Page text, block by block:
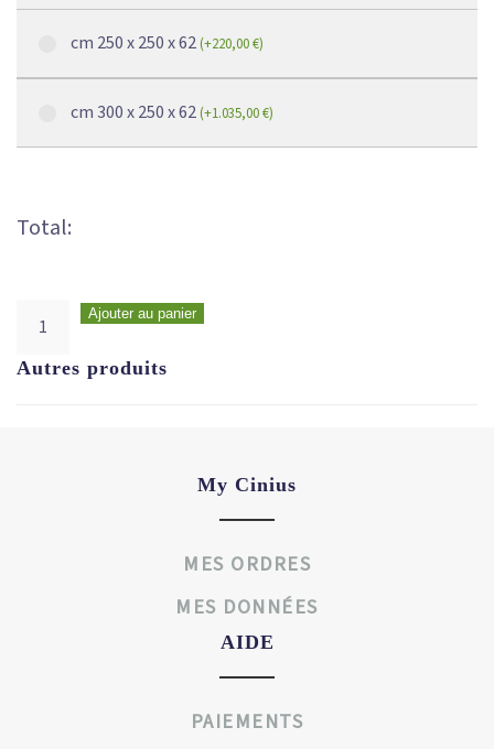
cm 250 x 250 x 62(+220,00€)
cm 300 x 250 x 62(+1.035,00€)
Total:
Ajouter au panier
Autres produits
My Cinius
MES ORDRES
MES DONNÉES
AIDE
PAIEMENTS